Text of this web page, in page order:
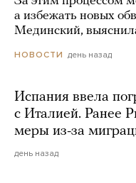
а избежать новых
Мединский,
НОВОСТИ день назад
Испания ввела
с Италией. Ранее
меры из-за
день назад